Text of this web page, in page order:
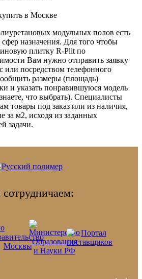
модульных полов есть
назначения. Для того чтобы
плитку R-Plit по
Вам нужно отправить заявку
или посредством телефонного
размеры (площадь)
и указать понравившуюся модель
что выбрать). Специалисты
товары под заказ или из наличия,
за м2, исходя из заданных
задачи.